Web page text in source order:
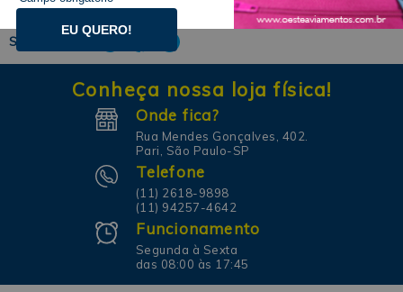
SIGA-NOS!
Conheça nossa loja física!
Onde fica?
Rua Mendes Gonçalves, 402.
Pari, São Paulo-SP
Telefone
(11) 2618-9898
(11) 94257-4642
Funcionamento
Segunda à Sexta
das 08:00 às 17:45
EU QUERO!